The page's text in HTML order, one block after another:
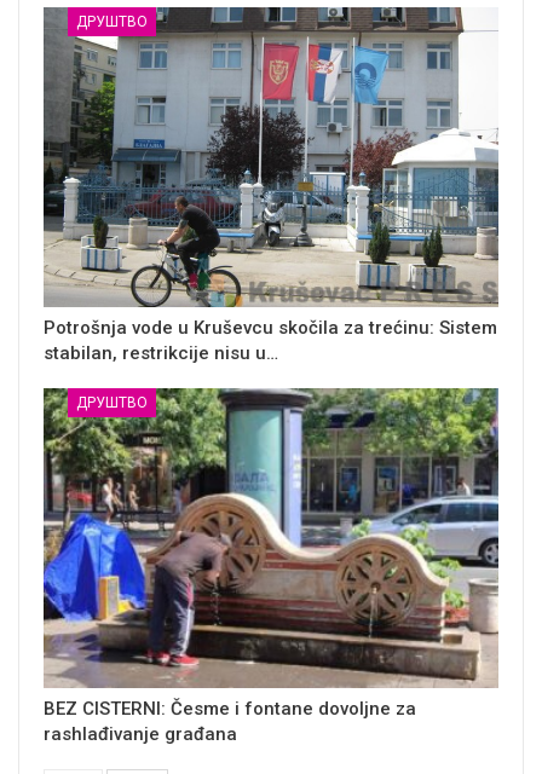
ДРУШТВО
Potrošnja vode u Kruševcu skočila za trećinu: Sistem
stabilan, restrikcije nisu u…
ДРУШТВО
BEZ CISTERNI: Česme i fontane dovoljne za
rashlađivanje građana